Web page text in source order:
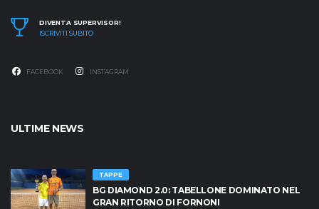
DIVENTA SUPERVISOR!
ISCRIVITI SUBITO
FACEBOOK INSTAGRAM
ULTIME NEWS
TAPPE
BG DIAMOND 2.0: TABELLONE DOMINATO NEL
GRAN RITORNO DI FORNONI